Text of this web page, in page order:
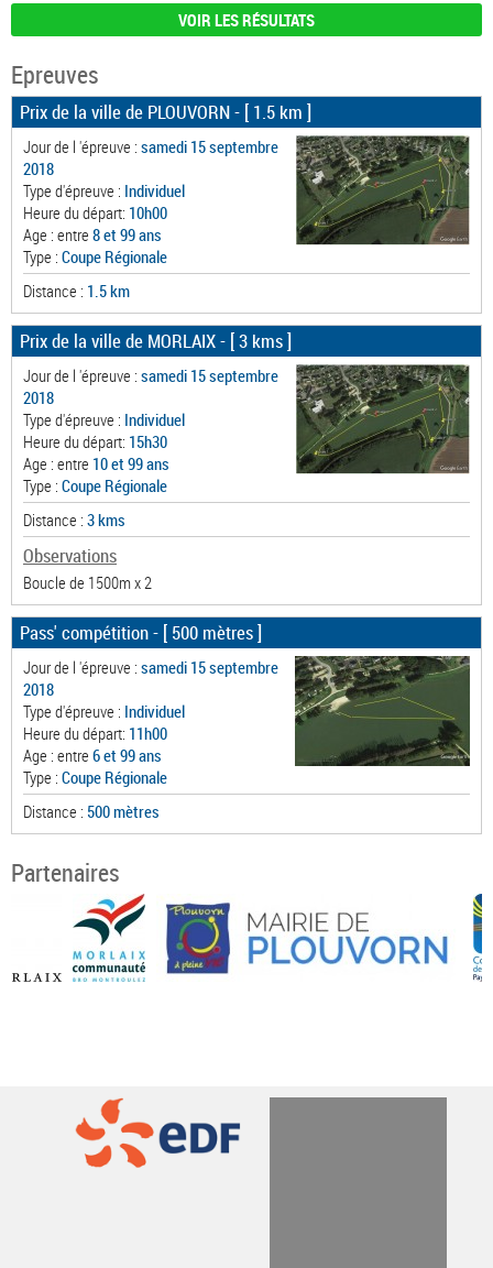
VOIR LES RÉSULTATS
Epreuves
Prix de la ville de PLOUVORN- [ 1.5 km ]
Jour de l 'épreuve : samedi 15 septembre
2018
Type d'épreuve : Individuel
Heure du départ: 10h00
Age : entre 8 et 99 ans
Type : Coupe Régionale
Distance : 1.5 km
Prix de la ville de MORLAIX- [ 3 kms ]
Jour de l 'épreuve : samedi 15 septembre
2018
Type d'épreuve : Individuel
Heure du départ: 15h30
Age : entre 10 et 99 ans
Type : Coupe Régionale
Distance : 3 kms
Observations
Boucle de 1500m x 2
Pass' compétition- [ 500 mètres ]
Jour de l 'épreuve : samedi 15 septembre
2018
Type d'épreuve : Individuel
Heure du départ: 11h00
Age : entre 6 et 99 ans
Type : Coupe Régionale
Distance : 500 mètres
Partenaires